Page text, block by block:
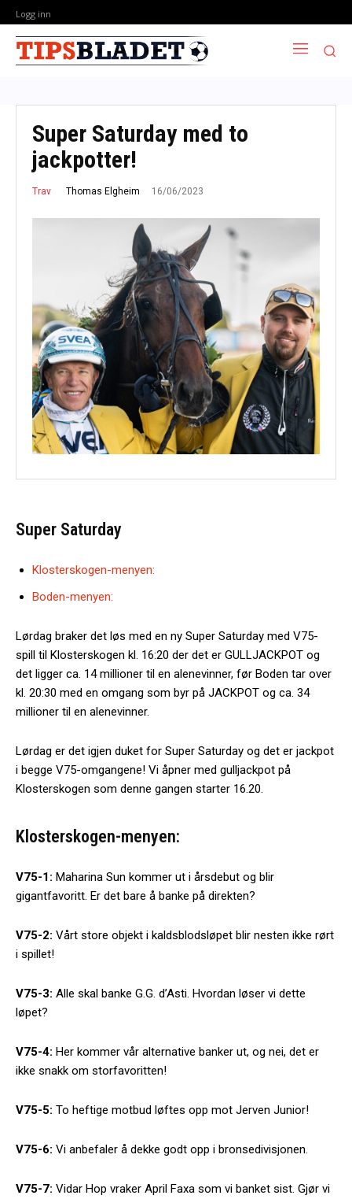
Logg inn
Super Saturday med to
jackpotter!
Trav Thomas Elgheim 16/06/2023
Super Saturday
Klosterskogen-menyen:
Boden-menyen:
Lørdag braker det løs med en ny Super Saturday med V75-
spill til Klosterskogen kl. 16:20 der det er GULLJACKPOT og
det ligger ca. 14 millioner til en alenevinner, før Boden tar over
kl. 20:30 med en omgang som byr på JACKPOT og ca. 34
millioner til en alenevinner.
Lørdag er det igjen duket for Super Saturday og det er jackpot
i begge V75-omgangene! Vi åpner med gulljackpot på
Klosterskogen som denne gangen starter 16.20.
Klosterskogen-menyen:
V75-1: Maharina Sun kommer ut i årsdebut og blir
gigantfavoritt. Er det bare å banke på direkten?
V75-2: Vårt store objekt i kaldsblodsløpet blir nesten ikke rørt
i spillet!
V75-3: Alle skal banke G.G. d’Asti. Hvordan løser vi dette
løpet?
V75-4: Her kommer vår alternative banker ut, og nei, det er
ikke snakk om storfavoritten!
V75-5: To heftige motbud løftes opp mot Jerven Junior!
V75-6: Vi anbefaler å dekke godt opp i bronsedivisjonen.
V75-7: Vidar Hop vraker April Faxa som vi banket sist. Gjør vi